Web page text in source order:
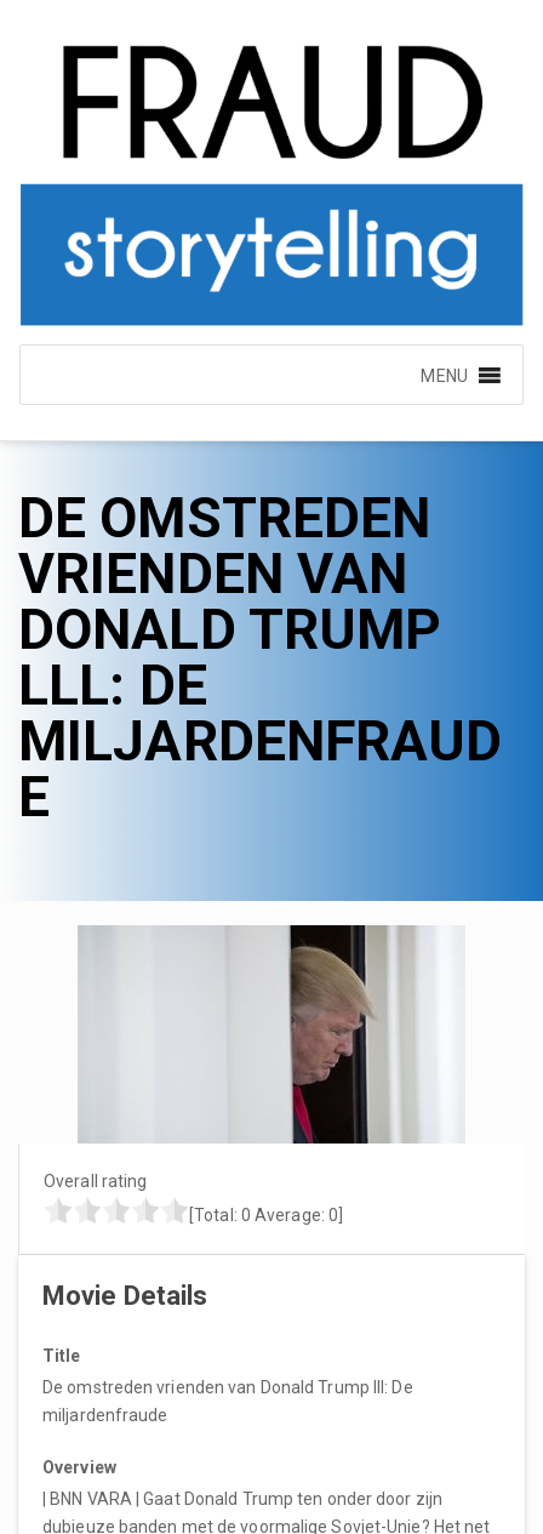
MENU
DE OMSTREDEN
VRIENDEN VAN
DONALD TRUMP
LLL: DE
MILJARDENFRAUD
E
Overall rating
[Total: 0 Average: 0
Movie Details
Title
De omstreden vrienden van Donald Trump lll: De
miljardenfraude
Overview
| BNN VARA | Gaat Donald Trump ten onder door zijn
dubieuze banden met de voormalige Sovjet-Unie? Het net